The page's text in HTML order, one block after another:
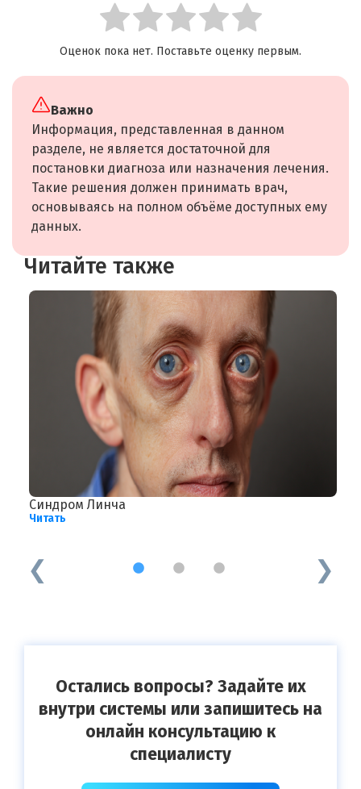
Оценок пока нет. Поставьте оценку первым.
Важно
Информация, представленная в данном
разделе, не является достаточной для
постановки диагноза или назначения лечения.
Такие решения должен принимать врач,
основываясь на полном объёме доступных ему
данных.
Читайте также
Синдром Линча
Читать
1 2 3
Остались вопросы? Задайте их
внутри системы или запишитесь на
онлайн консультацию к
специалисту